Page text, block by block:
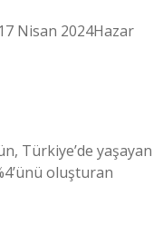
Nisan 2024Hazar
Türkiye’de yaşayan
oluşturan